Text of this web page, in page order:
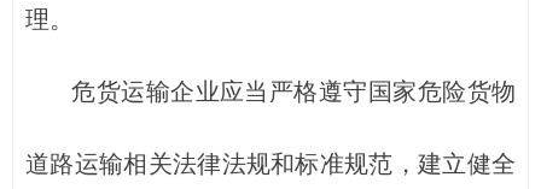
理。
危货运输企业应当严格遵守国家危险货物
道路运输相关法律法规和标准规范，建立健全